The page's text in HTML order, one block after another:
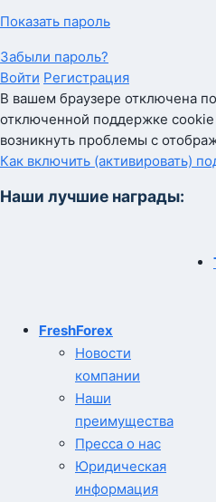
Показать пароль
Забыли пароль?
Войти Регистрация
В вашем браузере отключена
отключенной поддержке cookie
возникнуть проблемы с
Как включить (активировать)
Наши лучшие награды:
FreshForex
Новости
компании
Наши
преимущества
Пресса о нас
Юридическая
информация